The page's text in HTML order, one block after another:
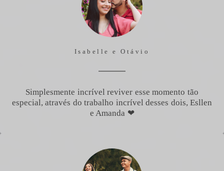
Isabelle e Otávio
Simplesmente incrível reviver esse momento tão
especial, através do trabalho incrível desses dois, Esllen
e Amanda ❤